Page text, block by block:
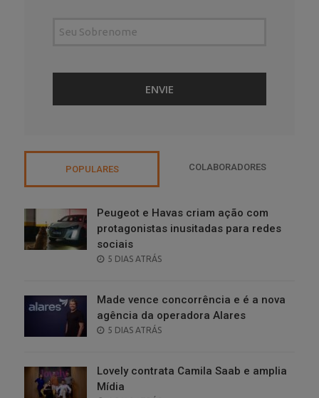
POPULARES COLABORADORES
Peugeot e Havas criam ação com
protagonistas inusitadas para redes
sociais
POSTED
5 DIAS ATRÁS
Made vence concorrência e é a nova
agência da operadora Alares
POSTED
5 DIAS ATRÁS
Lovely contrata Camila Saab e amplia
Mídia